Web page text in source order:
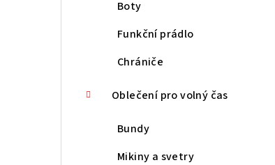
Boty
Funkční prádlo
Chrániče
Oblečení pro volný čas
Bundy
Mikiny a svetry